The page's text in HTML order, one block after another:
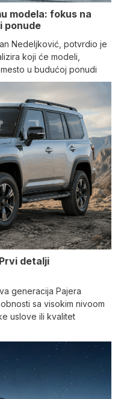
modela: fokus na
ponude
Nedeljković, potvrdio je
koji će modeli,
u budućoj ponudi
detalji
generacija Pajera
sa visokim nivoom
uslove ili kvalitet